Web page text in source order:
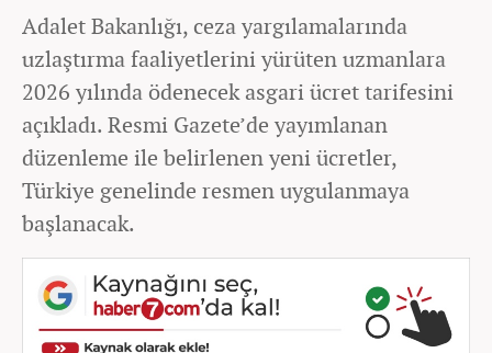
Adalet Bakanlığı, ceza yargılamalarında
uzlaştırma faaliyetlerini yürüten uzmanlara
2026 yılında ödenecek asgari ücret tarifesini
açıkladı. Resmi Gazete’de yayımlanan
düzenleme ile belirlenen yeni ücretler,
Türkiye genelinde resmen uygulanmaya
başlanacak.